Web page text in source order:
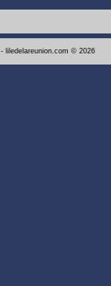
- liledelareunion.com © 2026